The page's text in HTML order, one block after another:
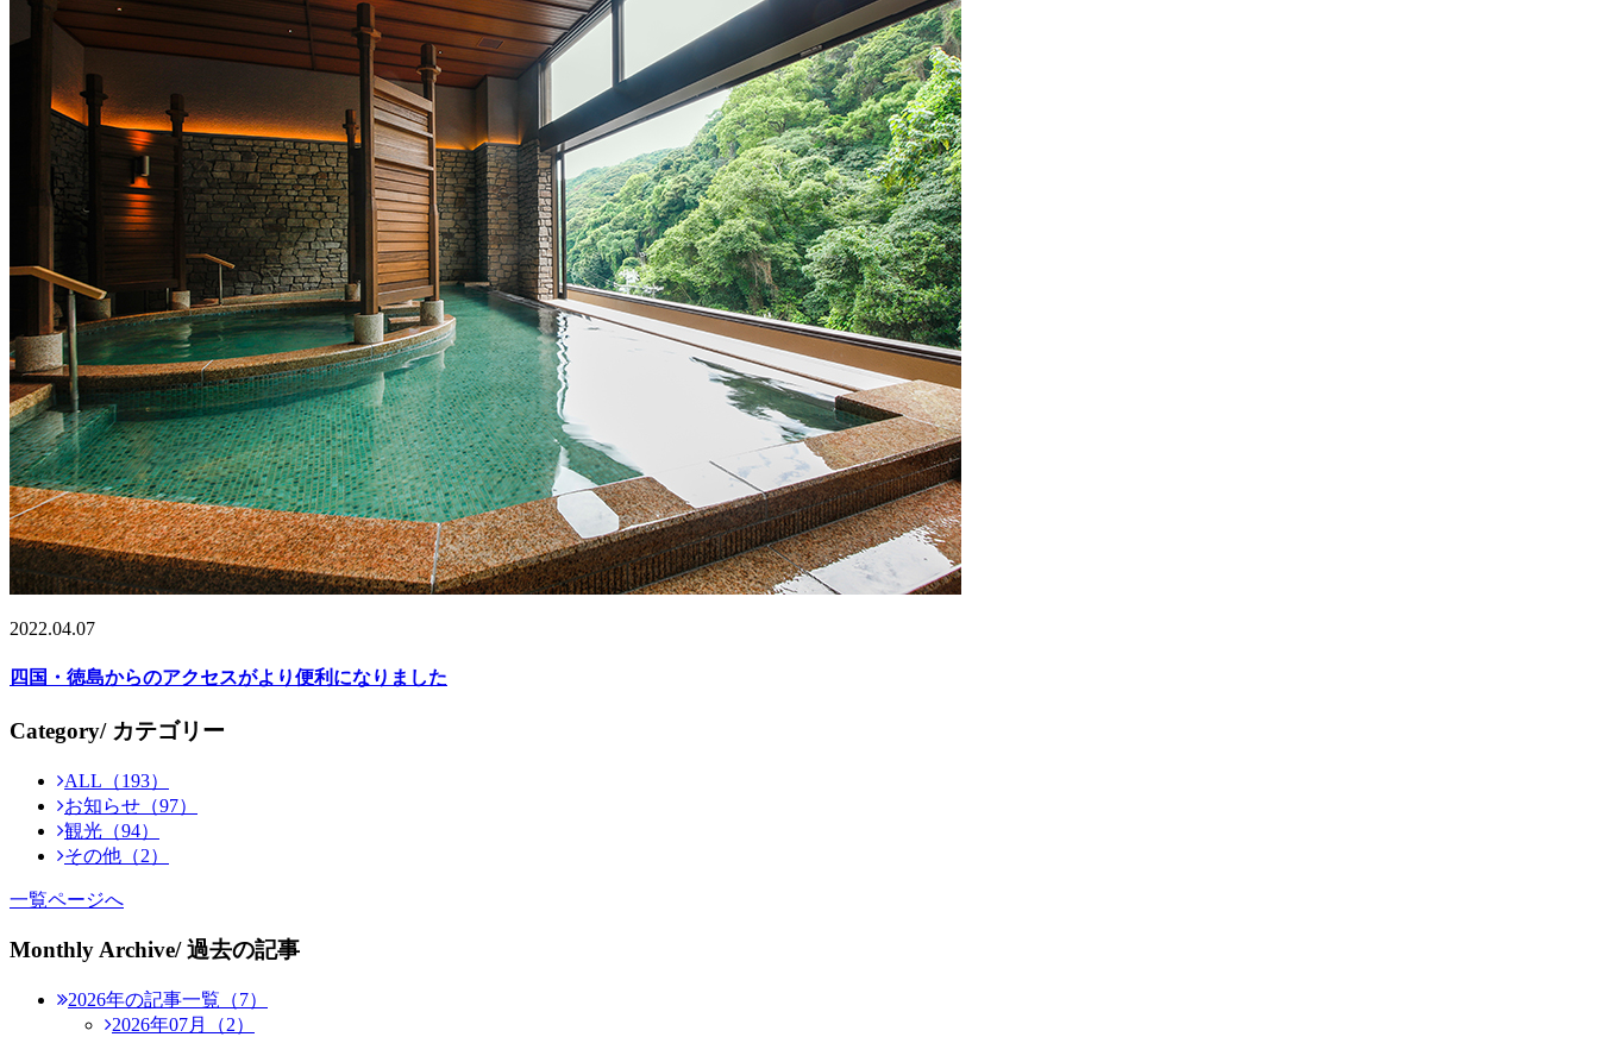
2022.04.07
四国・徳島からのアクセスがより便利になりました
Category/ カテゴリー
ALL（193）
お知らせ（97）
観光（94）
その他（2）
一覧ページへ
Monthly Archive/ 過去の記事
2026年の記事一覧（7）
2026年07月（2）